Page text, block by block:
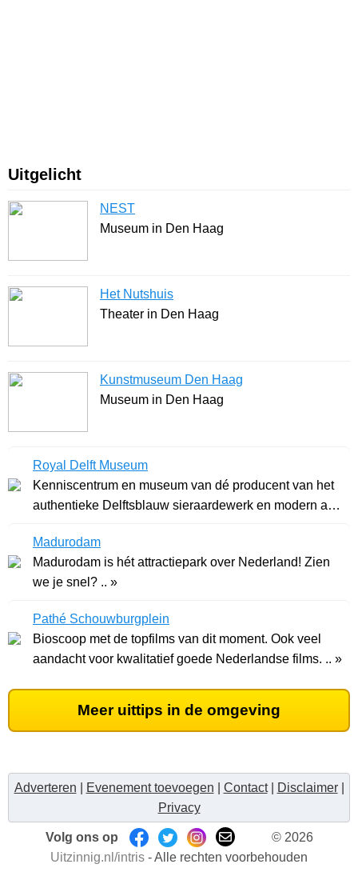
Uitgelicht
NEST
Museum in Den Haag
Het Nutshuis
Theater in Den Haag
Kunstmuseum Den Haag
Museum in Den Haag
Royal Delft Museum
Kenniscentrum en museum van dé producent van het
authentieke Delftsblauw sieraardewerk en modern aar
Madurodam
Madurodam is hét attractiepark over Nederland! Zien
we je snel? .. »
Pathé Schouwburgplein
Bioscoop met de topfilms van dit moment. Ook veel
aandacht voor kwalitatief goede Nederlandse films. .. »
Meer uittips in de omgeving
Adverteren Evenement toevoegen Contact| Disclaimer|
Privacy
Volg ons op
© 2026
Uitzinnig.nl/intris - Alle rechten voorbehouden